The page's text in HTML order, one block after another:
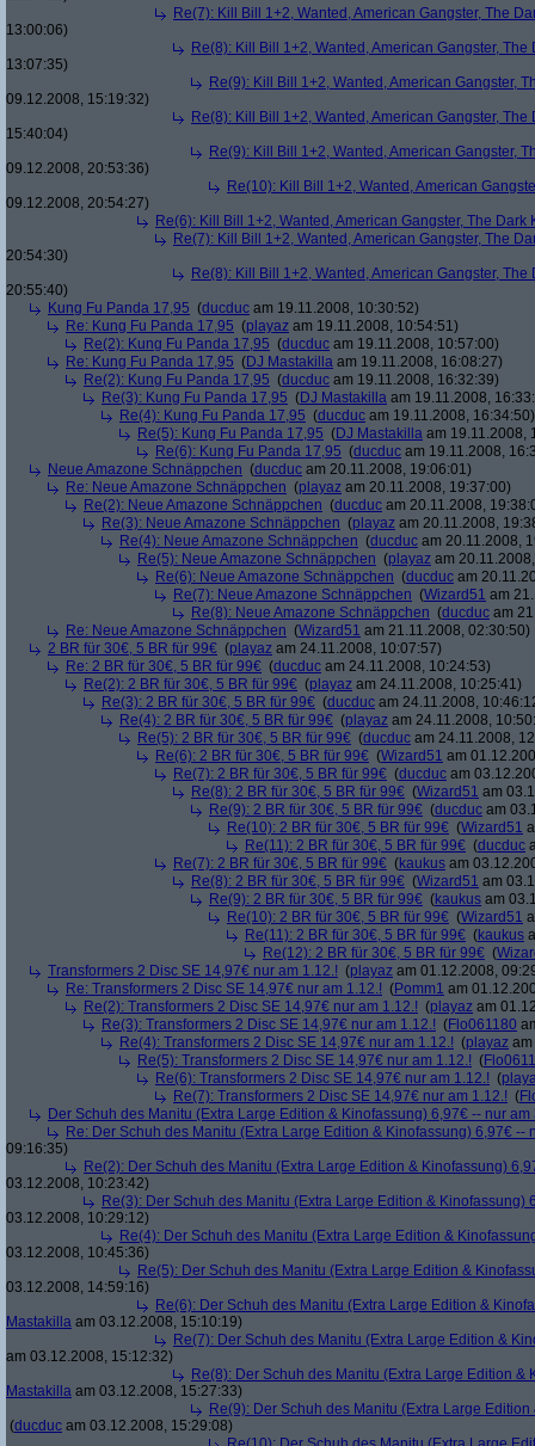
Re(7): Kill Bill 1+2, Wanted, American Gangster, The
13:00:06)
Re(8): Kill Bill 1+2, Wanted, American Gangster, The
13:07:35)
Re(9): Kill Bill 1+2, Wanted, American Gangster,
09.12.2008, 15:19:32)
Re(8): Kill Bill 1+2, Wanted, American Gangster, The
15:40:04)
Re(9): Kill Bill 1+2, Wanted, American Gangster,
09.12.2008, 20:53:36)
Re(10): Kill Bill 1+2, Wanted, American
09.12.2008, 20:54:27)
Re(6): Kill Bill 1+2, Wanted, American Gangster, The Dark
Re(7): Kill Bill 1+2, Wanted, American Gangster, The
20:54:30)
Re(8): Kill Bill 1+2, Wanted, American Gangster, The
20:55:40)
Kung Fu Panda 17,95 (ducduc am 19.11.2008, 10:30:52)
Re: Kung Fu Panda 17,95 (playaz am 19.11.2008, 10:54:51)
Re(2): Kung Fu Panda 17,95 (ducduc am 19.11.2008, 10:57:00)
Re: Kung Fu Panda 17,95 (DJ Mastakilla am 19.11.2008, 16:08:27)
Re(2): Kung Fu Panda 17,95 (ducduc am 19.11.2008, 16:32:39)
Re(3): Kung Fu Panda 17,95 (DJ Mastakilla am 19.11.2008,
Re(4): Kung Fu Panda 17,95 (ducduc am 19.11.2008, 16:34:50)
Re(5): Kung Fu Panda 17,95 (DJ Mastakilla am 19.11.2008,
Re(6): Kung Fu Panda 17,95 (ducduc am 19.11.2008,
Neue Amazone Schnäppchen (ducduc am 20.11.2008, 19:06:01)
Re: Neue Amazone Schnäppchen (playaz am 20.11.2008, 19:37:00)
Re(2): Neue Amazone Schnäppchen (ducduc am 20.11.2008,
Re(3): Neue Amazone Schnäppchen (playaz am 20.11.2008,
Re(4): Neue Amazone Schnäppchen (ducduc am 20.11.2008,
Re(5): Neue Amazone Schnäppchen (playaz am
Re(6): Neue Amazone Schnäppchen (ducduc am
Re(7): Neue Amazone Schnäppchen (Wizard51 am
Re(8): Neue Amazone Schnäppchen (ducduc am
Re: Neue Amazone Schnäppchen (Wizard51 am 21.11.2008, 02:30:50)
2 BR für 30€, 5 BR für 99€ (playaz am 24.11.2008, 10:07:57)
Re: 2 BR für 30€, 5 BR für 99€ (ducduc am 24.11.2008, 10:24:53)
Re(2): 2 BR für 30€, 5 BR für 99€ (playaz am 24.11.2008, 10:25:41)
Re(3): 2 BR für 30€, 5 BR für 99€ (ducduc am 24.11.2008,
Re(4): 2 BR für 30€, 5 BR für 99€ (playaz am 24.11.2008,
Re(5): 2 BR für 30€, 5 BR für 99€ (ducduc am 24.11.2008,
Re(6): 2 BR für 30€, 5 BR für 99€ (Wizard51 am
Re(7): 2 BR für 30€, 5 BR für 99€ (ducduc am
Re(8): 2 BR für 30€, 5 BR für 99€ (Wizard51 am
Re(9): 2 BR für 30€, 5 BR für 99€ (ducduc am
Re(10): 2 BR für 30€, 5 BR für 99€ (Wizard51
Re(11): 2 BR für 30€, 5 BR für 99€ (ducduc
Re(7): 2 BR für 30€, 5 BR für 99€ (kaukus am
Re(8): 2 BR für 30€, 5 BR für 99€ (Wizard51 am
Re(9): 2 BR für 30€, 5 BR für 99€ (kaukus am
Re(10): 2 BR für 30€, 5 BR für 99€ (Wizard51
Re(11): 2 BR für 30€, 5 BR für 99€ (kaukus
Re(12): 2 BR für 30€, 5 BR für 99€ (
Transformers 2 Disc SE 14,97€ nur am 1.12.! (playaz am 01.12.2008,
Re: Transformers 2 Disc SE 14,97€ nur am 1.12.! (Pomm1 am
Re(2): Transformers 2 Disc SE 14,97€ nur am 1.12.! (playaz am
Re(3): Transformers 2 Disc SE 14,97€ nur am 1.12.! (Flo061180
Re(4): Transformers 2 Disc SE 14,97€ nur am 1.12.! (playaz
Re(5): Transformers 2 Disc SE 14,97€ nur am 1.12.! (
Re(6): Transformers 2 Disc SE 14,97€ nur am 1.12.! (
Re(7): Transformers 2 Disc SE 14,97€ nur am 1.12.! (
Der Schuh des Manitu (Extra Large Edition & Kinofassung) 6,97€ -- nur am
Re: Der Schuh des Manitu (Extra Large Edition & Kinofassung) 6,97€ --
09:16:35)
Re(2): Der Schuh des Manitu (Extra Large Edition & Kinofassung)
03.12.2008, 10:23:42)
Re(3): Der Schuh des Manitu (Extra Large Edition & Kinofassung)
03.12.2008, 10:29:12)
Re(4): Der Schuh des Manitu (Extra Large Edition &
03.12.2008, 10:45:36)
Re(5): Der Schuh des Manitu (Extra Large Edition &
03.12.2008, 14:59:16)
Re(6): Der Schuh des Manitu (Extra Large Edition &
Mastakilla am 03.12.2008, 15:10:19)
Re(7): Der Schuh des Manitu (Extra Large Edition &
am 03.12.2008, 15:12:32)
Re(8): Der Schuh des Manitu (Extra Large Edition &
Mastakilla am 03.12.2008, 15:27:33)
Re(9): Der Schuh des Manitu (Extra Large
(ducduc am 03.12.2008, 15:29:08)